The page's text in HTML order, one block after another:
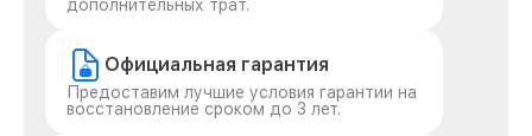
дополнительных трат.
Официальная гарантия
Предоставим лучшие условия гарантии на
восстановление сроком до 3 лет.